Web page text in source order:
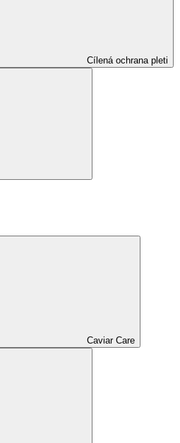
Cílená ochrana pleti
Caviar Care